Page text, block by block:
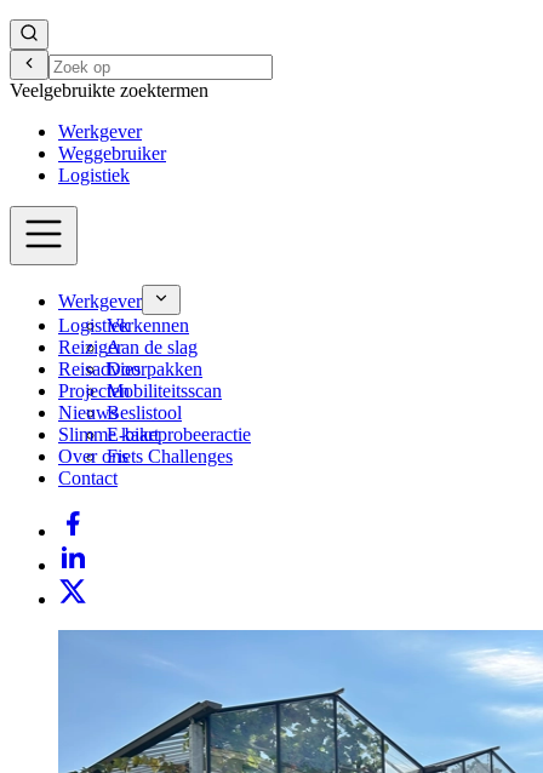
Veelgebruikte zoektermen
Werkgever
Weggebruiker
Logistiek
Werkgever
Verkennen
Aan de slag
Doorpakken
Mobiliteitsscan
Beslistool
E-bikeprobeeractie
Fiets Challenges
Logistiek
Reiziger
Reisadvies
Projecten
Nieuws
Slimme kaart
Over ons
Contact